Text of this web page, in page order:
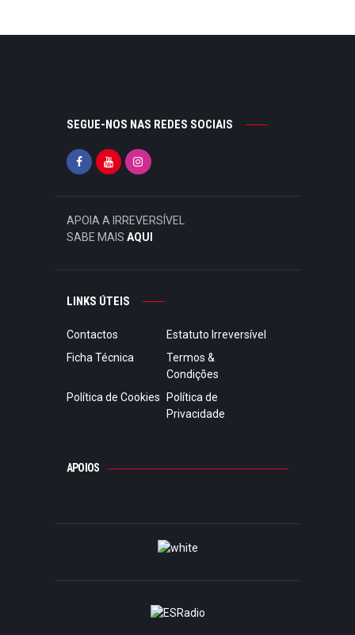
SEGUE-NOS NAS REDES SOCIAIS
APOIA A IRREVERSÍVEL
SABE MAIS AQUI
LINKS ÚTEIS
Contactos
Estatuto Irreversível
Ficha Técnica
Termos &
Condições
Política de Cookies
Política de
Privacidade
APOIOS